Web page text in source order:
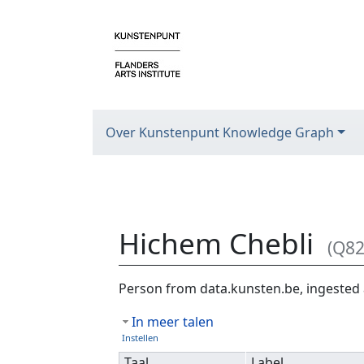
Over Kunstenpunt Knowledge Graph
Hichem Chebli
Ga naar:navigatie,zoeken
Person from data.kunsten.be,
In meer talen
Instellen